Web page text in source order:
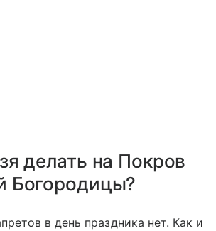
делать на Покров
Богородицы?
в день праздника нет. Как и